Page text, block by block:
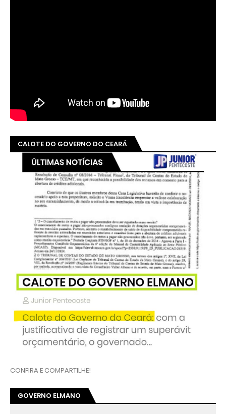
CALOTE DO GOVERNO DO CEARÁ
CONFIRA E COMPARTILHE!
GOVERNO ELMANO